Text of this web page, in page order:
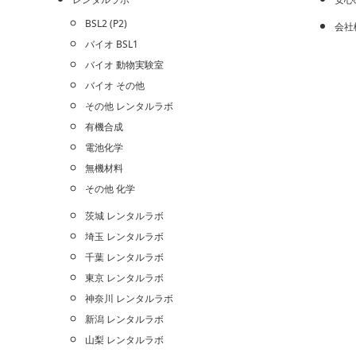
BSL2 (P2)
バイオ BSL1
バイオ 動物実験室
バイオ その他
その他 レンタルラボ
有機合成
電池化学
無機材料
その他 化学
茨城 レンタルラボ
埼玉 レンタルラボ
千葉 レンタルラボ
東京 レンタルラボ
神奈川 レンタルラボ
新潟 レンタルラボ
山梨 レンタルラボ
会